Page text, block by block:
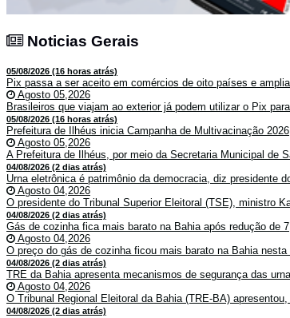
Noticias Gerais
05/08/2026 (16 horas atrás)
Pix passa a ser aceito em comércios de oito países e
Agosto 05,2026
Brasileiros que viajam ao exterior já podem utilizar o Pix
05/08/2026 (16 horas atrás)
Prefeitura de Ilhéus inicia Campanha de Multivacinação 2026
Agosto 05,2026
A Prefeitura de Ilhéus, por meio da Secretaria Municipal de
04/08/2026 (2 dias atrás)
Urna eletrônica é patrimônio da democracia, diz presidente
Agosto 04,2026
O presidente do Tribunal Superior Eleitoral (TSE), ministro
04/08/2026 (2 dias atrás)
Gás de cozinha fica mais barato na Bahia após redução de
Agosto 04,2026
O preço do gás de cozinha ficou mais barato na Bahia
04/08/2026 (2 dias atrás)
TRE da Bahia apresenta mecanismos de segurança das
Agosto 04,2026
O Tribunal Regional Eleitoral da Bahia (TRE-BA)
04/08/2026 (2 dias atrás)